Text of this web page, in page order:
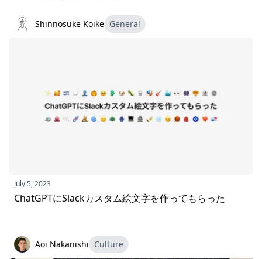
Shinnosuke Koike General
July 5, 2023
ChatGPTにSlackカスタム絵文字を作ってもらった
Aoi Nakanishi Culture